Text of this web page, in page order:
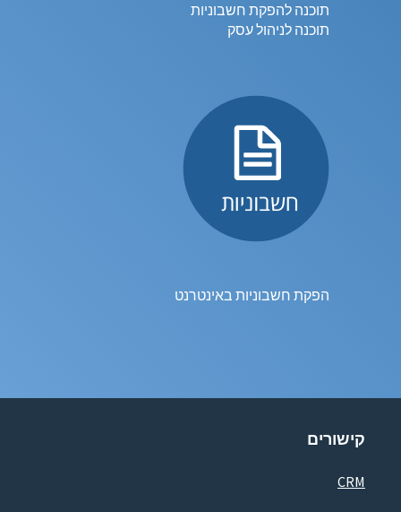
תוכנה להפקת חשבוניות
תוכנה לניהול עסק
הפקת חשבוניות באינטרנט
קישורים
CRM